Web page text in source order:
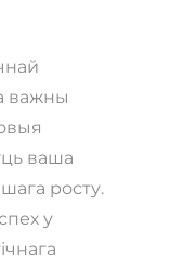
важны
ваша
росту.
у